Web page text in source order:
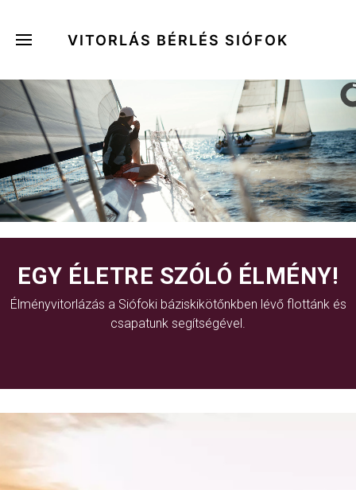
VITORLÁS BÉRLÉS SIÓFOK
EGY ÉLETRE SZÓLÓ ÉLMÉNY!
Élményvitorlázás a Siófoki báziskikötőnkben lévő flottánk és
csapatunk segítségével.